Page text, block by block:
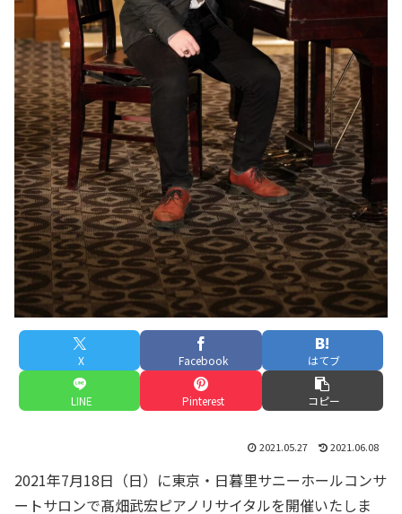
X Facebook はてブ
LINE Pinterest コピー
2021.05.27 2021.06.08
2021年7月18日（日）に東京・日暮里サニーホールコンサ
ートサロンで髙畑武宏ピアノリサイタルを開催いたしま